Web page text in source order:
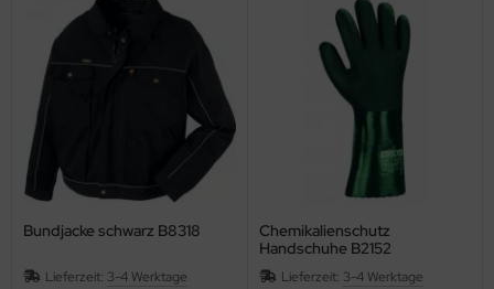
Bundjacke schwarz B8318
Lieferzeit: 3-4 Werktage
Chemikalienschutz
Handschuhe B2152
Lieferzeit: 3-4 Werktage